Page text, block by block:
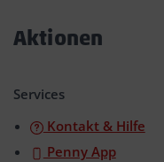
Aktionen
Services
Kontakt & Hilfe
Penny App